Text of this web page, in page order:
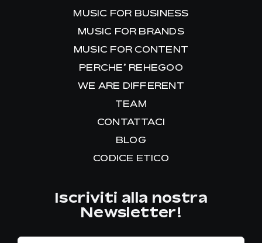
MUSIC FOR BUSINESS
MUSIC FOR BRANDS
MUSIC FOR CONTENT
PERCHE’ REHEGOO
WE ARE DIFFERENT
TEAM
CONTATTACI
BLOG
CODICE ETICO
Iscriviti alla nostra
Newsletter!